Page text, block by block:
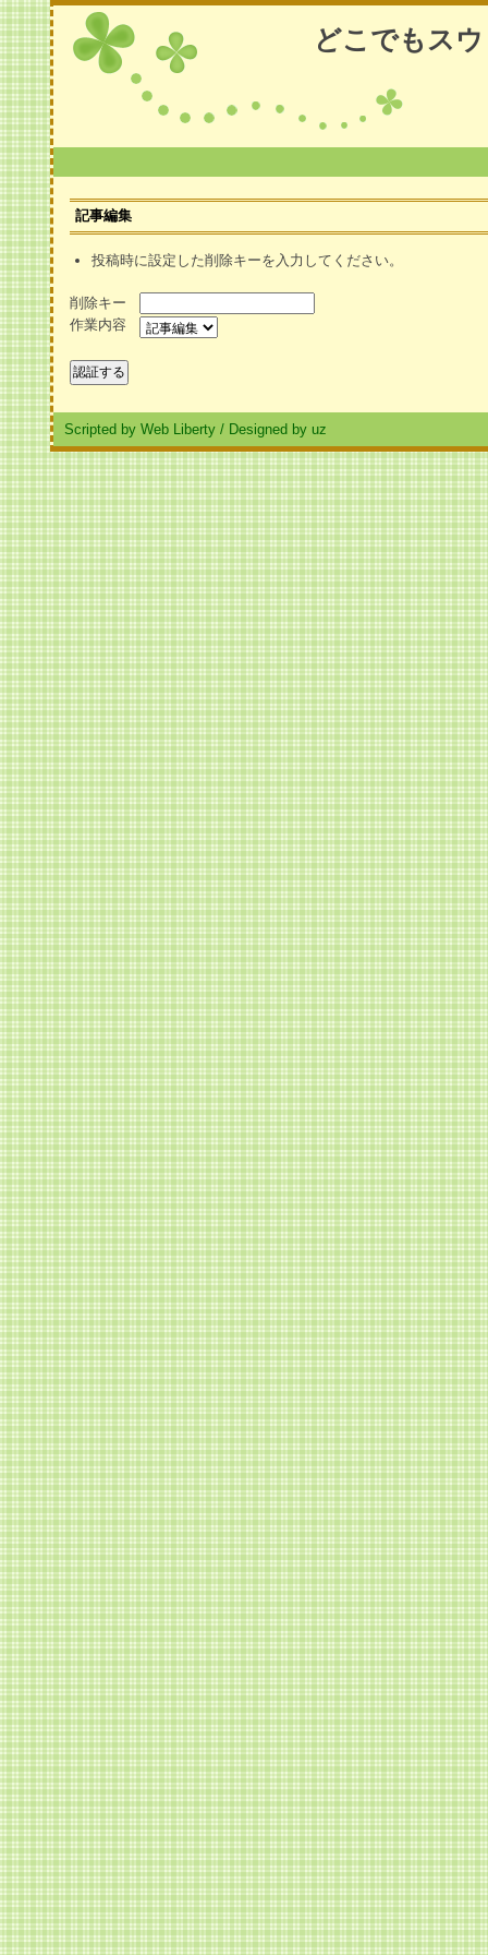
どこでもス
記事編集
投稿時に設定した削除キーを入力してください。
削除キー
作業内容
Scripted by Web Liberty / Designed by uz